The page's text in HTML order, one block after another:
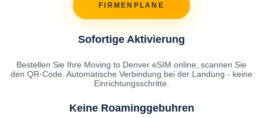
FIRMENPLANE
Sofortige Aktivierung
Bestellen Sie Ihre Moving to Denver eSIM online, scannen Sie
den QR-Code. Automatische Verbindung bei der Landung - keine
Einrichtungsschritte.
Keine Roaminggebuhren